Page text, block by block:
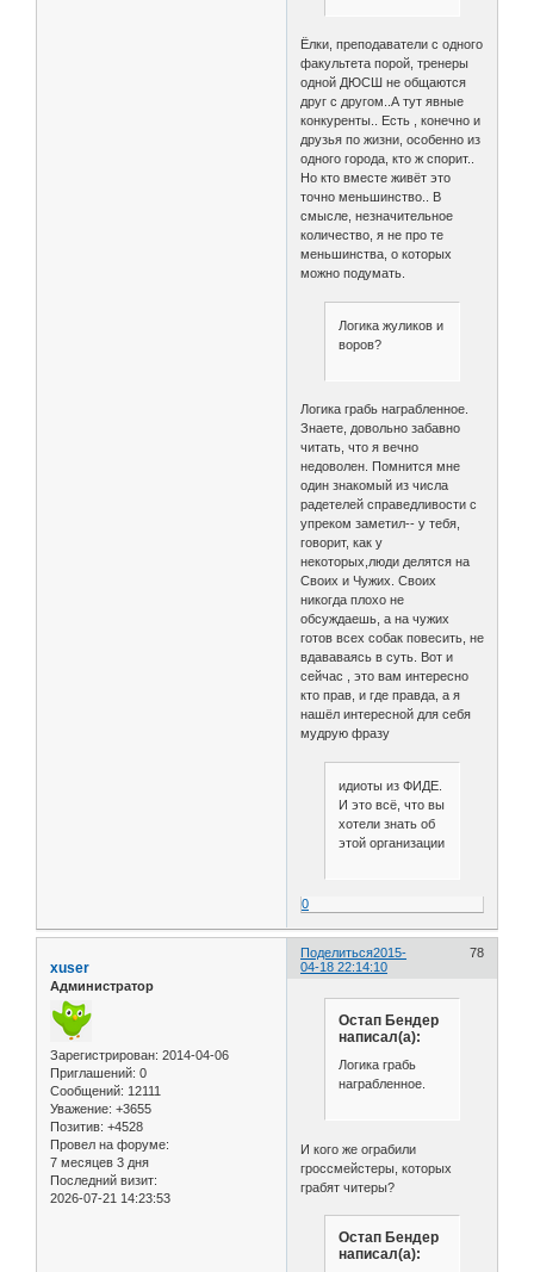
Ёлки, преподаватели с одного
факультета порой, тренеры
одной ДЮСШ не общаются
друг с другом..А тут явные
конкуренты.. Есть , конечно и
друзья по жизни, особенно из
одного города, кто ж спорит..
Но кто вместе живёт это
точно меньшинство.. В
смысле, незначительное
количество, я не про те
меньшинства, о которых
можно подумать.
Логика жуликов и
воров?
Логика грабь награбленное.
Знаете, довольно забавно
читать, что я вечно
недоволен. Помнится мне
один знакомый из числа
радетелей справедливости с
упреком заметил-- у тебя,
говорит, как у
некоторых,люди делятся на
Своих и Чужих. Своих
никогда плохо не
обсуждаешь, а на чужих
готов всех собак повесить, не
вдававаясь в суть. Вот и
сейчас , это вам интересно
кто прав, и где правда, а я
нашёл интересной для себя
мудрую фразу
идиоты из ФИДЕ.
И это всё, что вы
хотели знать об
этой организации
0
Поделиться 78
2015-
04-18 22:14:10
xuser
Администратор
Зарегистрирован: 2014-04-06
Приглашений: 0
Сообщений: 12111
Уважение: +3655
Позитив: +4528
Провел на форуме:
7 месяцев 3 дня
Последний визит:
2026-07-21 14:23:53
Остап Бендер
написал(а):
Логика грабь
награбленное.
И кого же ограбили
гроссмейстеры, которых
грабят читеры?
Остап Бендер
написал(а):